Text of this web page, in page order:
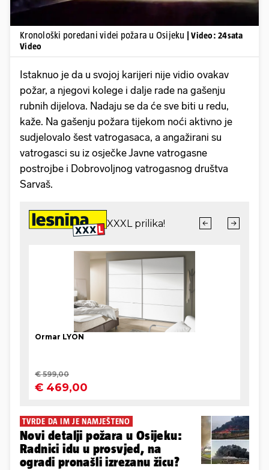
Kronološki poredani videi požara u Osijeku
| Video: 24sata
Video
Istaknuo je da u svojoj karijeri nije vidio ovakav
požar, a njegovi kolege i dalje rade na gašenju
rubnih dijelova. Nadaju se da će sve biti u redu,
kaže. Na gašenju požara tijekom noći aktivno je
sudjelovalo šest vatrogasaca, a angažirani su
vatrogasci su iz osječke Javne vatrogasne
postrojbe i Dobrovoljnog vatrogasnog društva
Sarvaš.
TVRDE DA IM JE NAMJEŠTENO
Novi detalji požara u Osijeku:
Radnici idu u prosvjed, na
ogradi pronašli izrezanu žicu?